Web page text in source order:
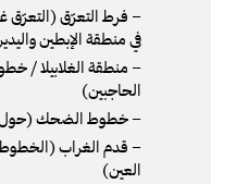
– فرط التعرّق (التعرّق
في منطقة الإبطين
– منطقة الغلابيلا /
الحاجبين)
– خطوط الضحك (حول
– قدم الغراب
العين)